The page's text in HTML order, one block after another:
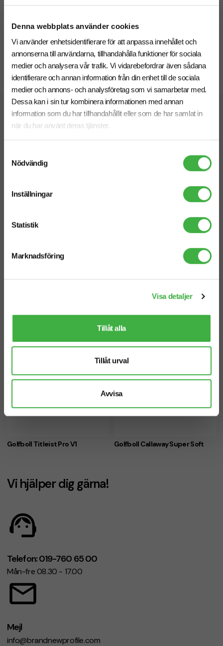
Denna webbplats använder cookies
Vi använder enhetsidentifierare för att anpassa innehållet och
annonserna till användarna, tillhandahålla funktioner för sociala
medier och analysera vår trafik. Vi vidarebefordrar även sådana
identifierare och annan information från din enhet till de sociala
medier och annons- och analysföretag som vi samarbetar med.
Dessa kan i sin tur kombinera informationen med annan
information som du har tillhandahållit eller som de har samlat in
när du har använt deras tjänster.
Nödvändig
Inställningar
Statistik
Marknadsföring
Visa detaljer
Tillåt alla
Tillåt urval
Avvisa
Fri offert
Prisgaranti
Snabb leverans
Relaterade produkter
Golfhandduk Velour Golfhandduk Frotte
Golfboll Titleist Pro V1 Golfboll Callaway Super Soft
Vi hjälper dig gärna!
Telefon: 019-760 65 00
Mån-fre 08.30 - 17.00
Mejl
info@brandnewprofile.com